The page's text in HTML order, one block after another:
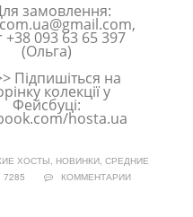
замовлення:
+38 093 63 65 397
(Ольга)
Підпишіться на
колекції у
Фейсбуці:
hosta.ua
ХОСТЫ, НОВИНКИ,СРЕДНИЕ
7285
КОММЕНТАРИИ